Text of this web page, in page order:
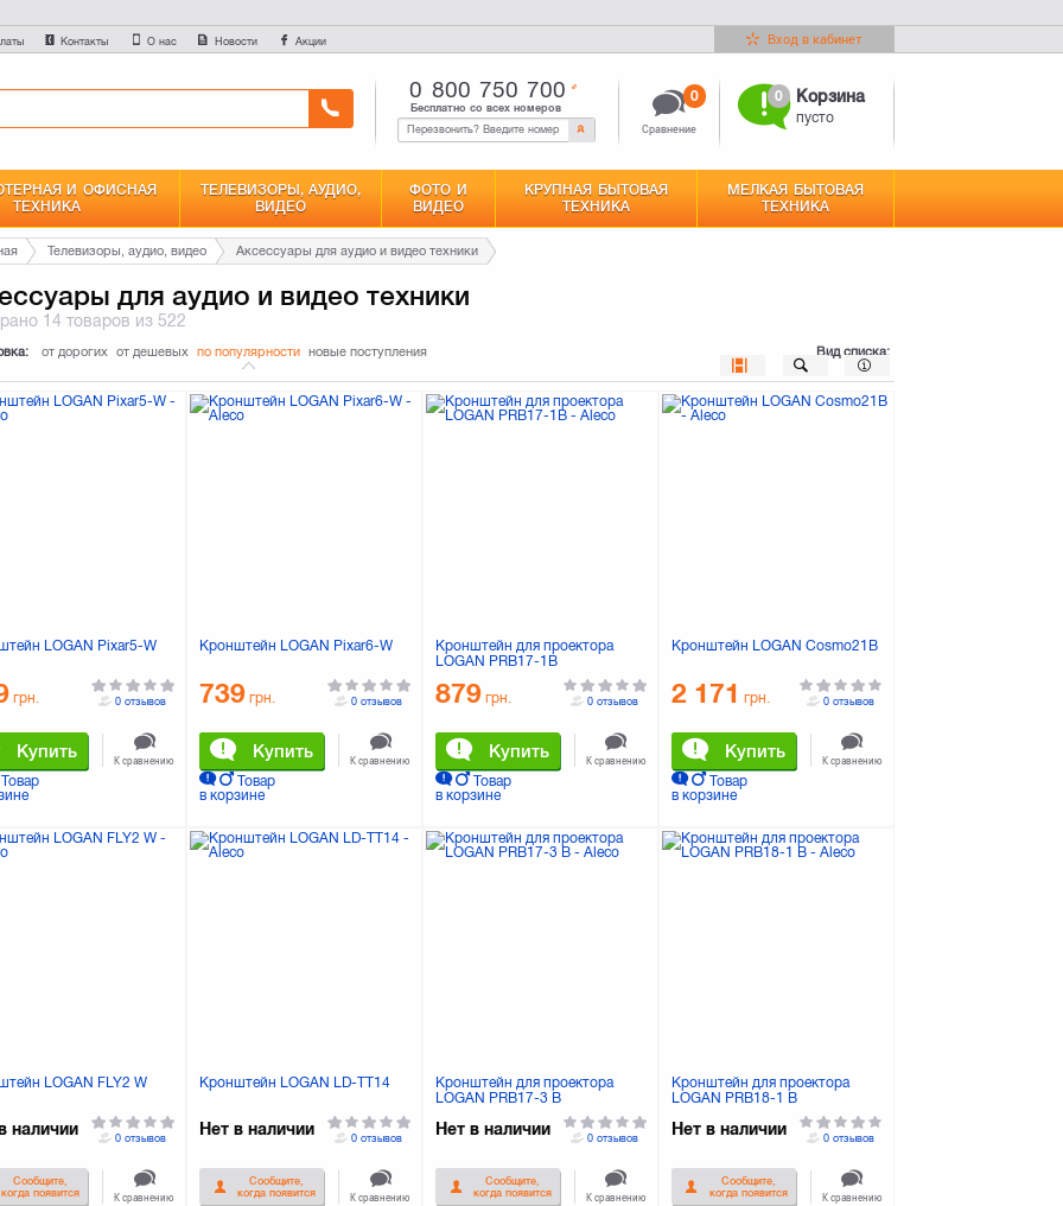
Контакты О нас Новости Акции Вход в кабинет
0 800 750 700
Бесплатно со всех номеров
Сравнение
0 0 Корзина
пусто
И ОФИСНАЯ
ТЕХНИКА
ТЕЛЕВИЗОРЫ, АУДИО,
ВИДЕО
ФОТО И
ВИДЕО
КРУПНАЯ БЫТОВАЯ
ТЕХНИКА
МЕЛКАЯ БЫТОВАЯ
ТЕХНИКА
Телевизоры, аудио, видео Аксессуары для аудио и видео техники
для аудио и видео техники
14 товаров из 522
от дорогих от дешевых по популярности новые поступления Вид списка:
LOGAN Pixar5-W
грн.
Купить
Товар
0 отзывов
К сравнению
Кронштейн LOGAN Pixar6-W
739 грн.
Купить
Товар
в корзине
0 отзывов
К сравнению
Кронштейн для проектора
LOGAN PRB17-1B
879 грн.
Купить
Товар
в корзине
0 отзывов
К сравнению
Кронштейн LOGAN Cosmo21B
2 171 грн.
Купить
Товар
в корзине
0 отзывов
К сравнению
LOGAN FLY2 W
наличии
Сообщите,
когда появится
0 отзывов
К сравнению
Кронштейн LOGAN LD-TT14
Нет в наличии
Сообщите,
когда появится
0 отзывов
К сравнению
Кронштейн для проектора
LOGAN PRB17-3 B
Нет в наличии
Сообщите,
когда появится
0 отзывов
К сравнению
Кронштейн для проектора
LOGAN PRB18-1 B
Нет в наличии
Сообщите,
когда появится
0 отзывов
К сравнению